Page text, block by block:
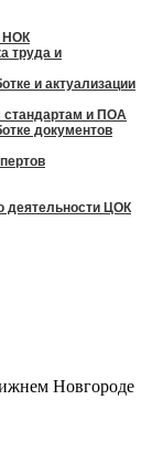
НОК
труда и
и актуализации
стандартам и ПОА
документов
деятельности ЦОК
Новгороде